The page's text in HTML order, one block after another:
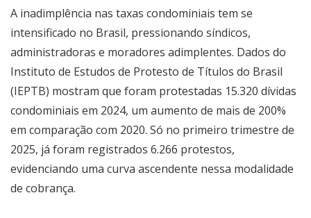
A inadimplência nas taxas condominiais tem se
intensificado no Brasil, pressionando síndicos,
administradoras e moradores adimplentes. Dados do
Instituto de Estudos de Protesto de Títulos do Brasil
(IEPTB) mostram que foram protestadas 15.320 dívidas
condominiais em 2024, um aumento de mais de 200%
em comparação com 2020. Só no primeiro trimestre de
2025, já foram registrados 6.266 protestos,
evidenciando uma curva ascendente nessa modalidade
de cobrança.